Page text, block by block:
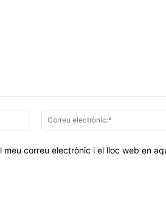
Nom:*
meu correu electrònic i el lloc web en